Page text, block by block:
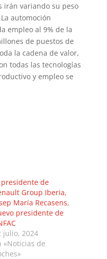
irán variando su peso
automoción
empleo al 9% de la
de puestos de
la cadena de valor,
todas las tecnologías
y empleo se
presidente de
Group Iberia,
María Recasens,
presidente de
julio, 2024
«Noticias de